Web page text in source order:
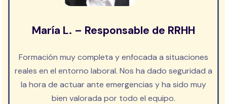
María L. – Responsable de RRHH
Formación muy completa y enfocada a situaciones
reales en el entorno laboral. Nos ha dado seguridad a
la hora de actuar ante emergencias y ha sido muy
bien valorada por todo el equipo.